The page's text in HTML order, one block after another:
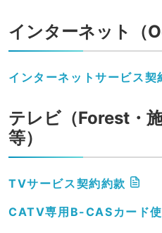
インターネット（
インターネットサービス契
テレビ（Forest・
等）
TVサービス契約約款
CATV専用B-CASカード